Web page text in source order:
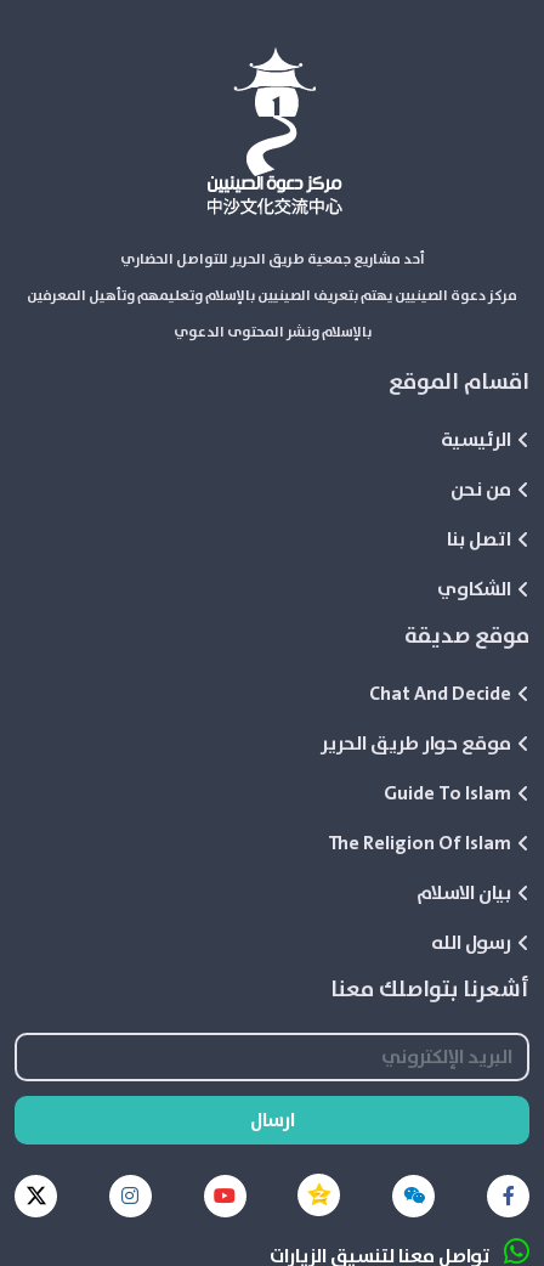
أحد مشاريع جمعية طريق الحرير للتواصل الحضاري
مركز دعوة الصينيين يهتم بتعريف الصينيين بالإسلام وتعليمهم وتأهيل المعرفين
بالإسلام ونشر المحتوى الدعوي
اقسام الموقع
الرئيسية
من نحن
اتصل بنا
الشكاوي
موقع صديقة
Chat And Decide
موقع حوار طريق الحرير
Guide To Islam
The Religion Of Islam
بيان الاسلام
رسول الله
أشعرنا بتواصلك معنا
ارسال
تواصل معنا لتنسيق الزيارات